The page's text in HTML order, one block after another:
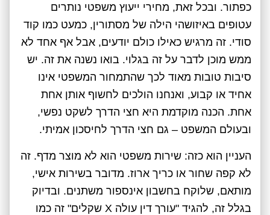
כפתור. ובכל זאת, מחירי ייעוץ משפטי נותרים
עטופים באיזושהי הילה של מסתורין, כמעט כמו קוד
סודי. זה מרגיש כאילו כולם יודעים, אבל אף אחד לא
ממש מוכן לדבר על זה בגלוי. בואו נשנה את זה. יש
סיבות טובות מאוד לכך שהתמחור המשפטי אינו
אחיד או קבוע, ואנחנו הולכים לחשוף אותן אחת
אחת. הכנה מוקדמת היא חצי הדרך לשקט נפשי,
ובעולם המשפט – גם חצי הדרך לחיסכון אמיתי.
העניין הוא כזה: שירות משפטי הוא לא מוצר מדף. זה
לא קפה שחור או כריך ארוז. מדובר בשירות אישי,
מותאם, שלוקח בחשבון אינספור משתנים. ובדיוק
בגלל זה, להגיד "עורך דין עולה X שקלים" זה כמו